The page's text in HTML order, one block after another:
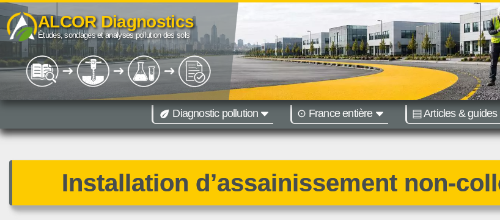
Aller
au
contenu
ALCOR Diagnostics
Études, sondages et analyses pollution des sols
Diagnostic pollution ⊙ France entière ▤ Articles & guides
09 67 38 40 85
ParisLilleDijonLyonMarseilleMontpellierToulouseBesançonNantesBordeaux
Installation d’assainissement non-